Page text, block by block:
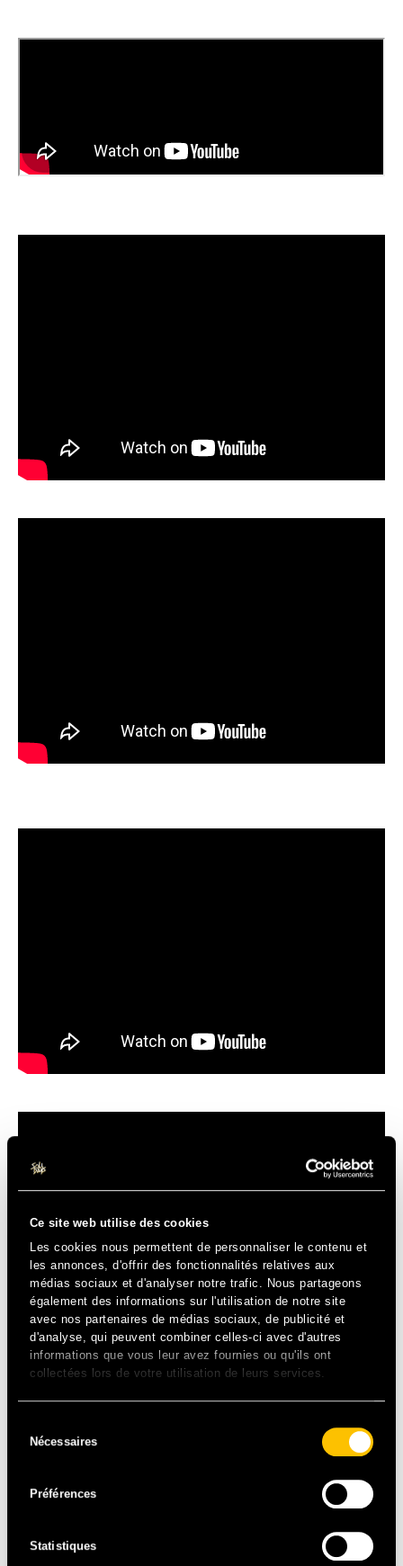
Ce site web utilise des cookies
Les cookies nous permettent de personnaliser le contenu et
les annonces, d'offrir des fonctionnalités relatives aux
médias sociaux et d'analyser notre trafic. Nous partageons
également des informations sur l'utilisation de notre site
avec nos partenaires de médias sociaux, de publicité et
d'analyse, qui peuvent combiner celles-ci avec d'autres
informations que vous leur avez fournies ou qu'ils ont
collectées lors de votre utilisation de leurs services.
duNécessaires
Préférences
Statistiques